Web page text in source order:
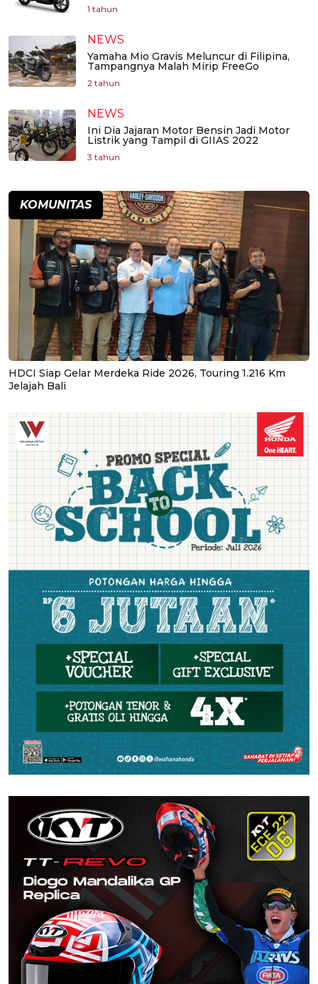
1 tahun
NEWS
Yamaha Mio Gravis Meluncur di Filipina,
Tampangnya Malah Mirip FreeGo
2 tahun
NEWS
Ini Dia Jajaran Motor Bensin Jadi Motor
Listrik yang Tampil di GIIAS 2022
3 tahun
KOMUNITAS
HDCI Siap Gelar Merdeka Ride 2026, Touring 1.216 Km
Jelajah Bali